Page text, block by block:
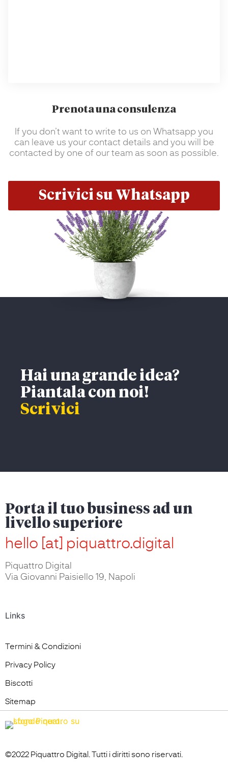
Prenota una consulenza
If you don’t want to write to us on Whatsapp you
can leave us your contact details and you will be
contacted by one of our team as soon as possible.
Scrivici su Whatsapp
Hai una grande idea?
Piantala con noi!
Scrivici
Porta il tuo business ad un
livello superiore
hello [at] piquattro.digital
Piquattro Digital
Via Giovanni Paisiello 19, Napoli
Links
Termini & Condizioni
Privacy Policy
Biscotti
Sitemap
©2022 Piquattro Digital. Tutti i diritti sono riservati.